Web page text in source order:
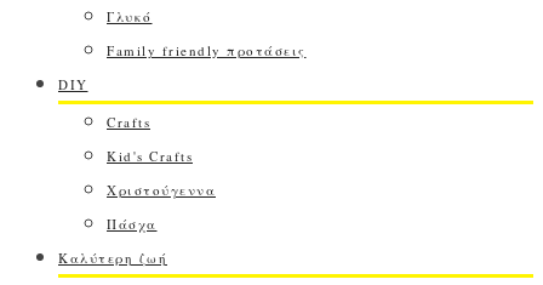
Γλυκό
Family friendly προτάσεις
DIY
Crafts
Kid's Crafts
Χριστούγεννα
Πάσχα
Καλύτερη ζωή